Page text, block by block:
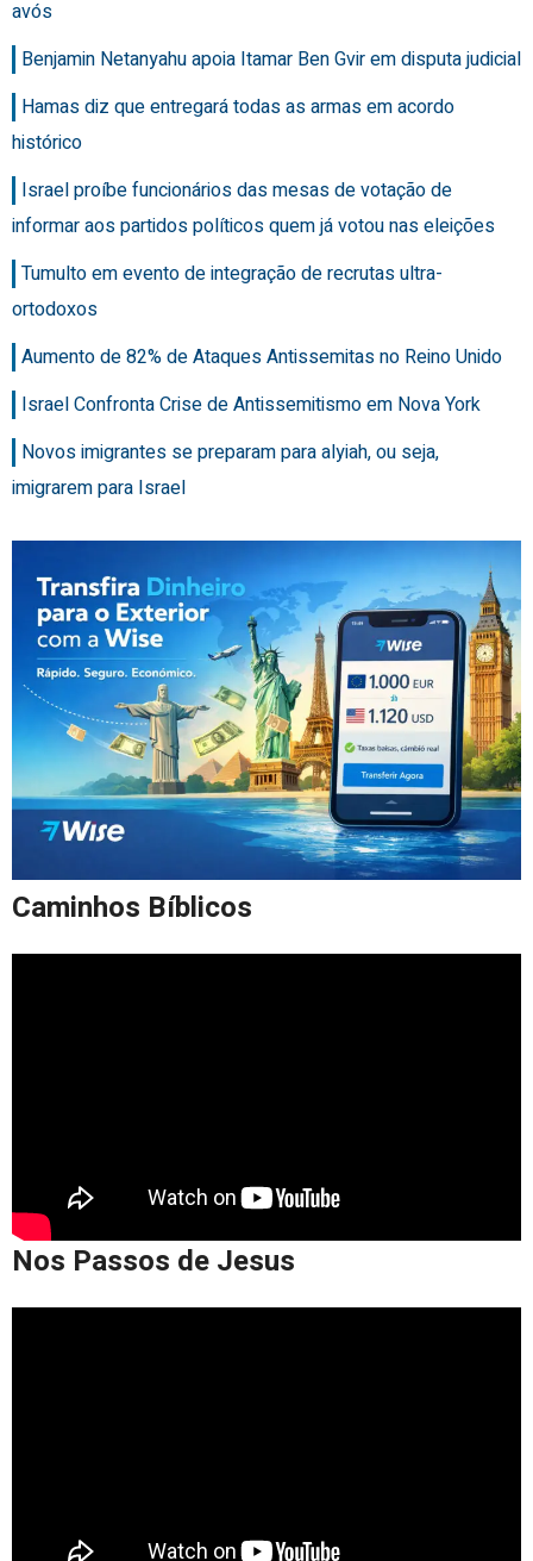
avós
Benjamin Netanyahu apoia Itamar Ben Gvir em disputa judicial
Hamas diz que entregará todas as armas em acordo
histórico
Israel proíbe funcionários das mesas de votação de
informar aos partidos políticos quem já votou nas eleições
Tumulto em evento de integração de recrutas ultra-
ortodoxos
Aumento de 82% de Ataques Antissemitas no Reino Unido
Israel Confronta Crise de Antissemitismo em Nova York
Novos imigrantes se preparam para alyiah, ou seja,
imigrarem para Israel
Caminhos Bíblicos
Nos Passos de Jesus